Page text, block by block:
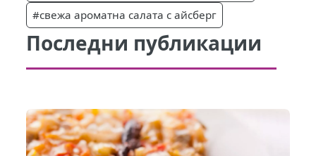
#свежа ароматна салата с айсберг
Последни публикации